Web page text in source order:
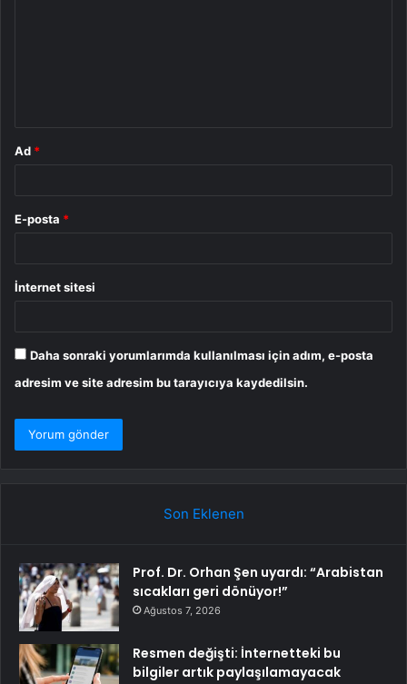
Ad *
E-posta *
İnternet sitesi
Daha sonraki yorumlarımda kullanılması için adım, e-posta
adresim ve site adresim bu tarayıcıya kaydedilsin.
Son Eklenen
Prof. Dr. Orhan Şen uyardı: “Arabistan
sıcakları geri dönüyor!”
Ağustos 7, 2026
Resmen değişti: İnternetteki bu
bilgiler artık paylaşılamayacak